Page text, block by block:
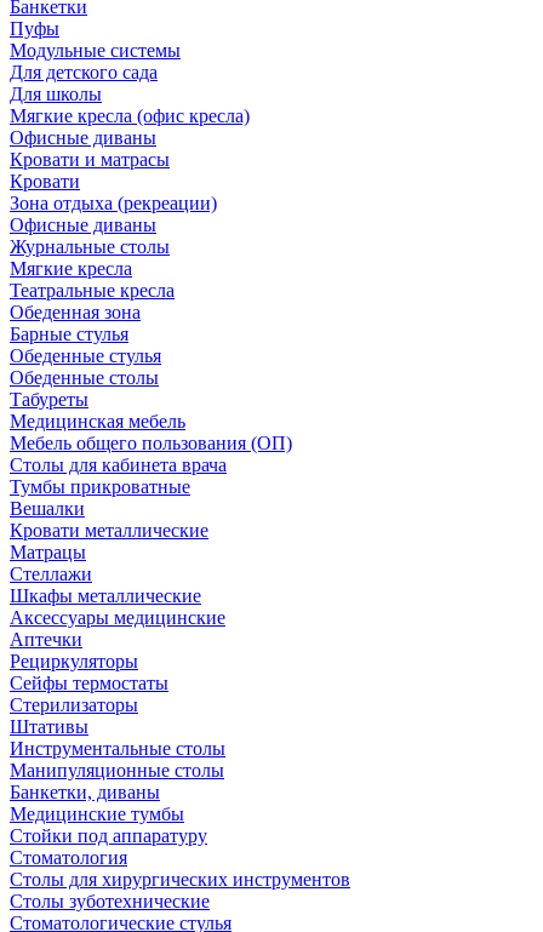
Банкетки
Пуфы
Модульные системы
Для детского сада
Для школы
Мягкие кресла (офис кресла)
Офисные диваны
Кровати и матрасы
Кровати
Зона отдыха (рекреации)
Офисные диваны
Журнальные столы
Мягкие кресла
Театральные кресла
Обеденная зона
Барные стулья
Обеденные стулья
Обеденные столы
Табуреты
Медицинская мебель
Мебель общего пользования (ОП)
Столы для кабинета врача
Тумбы прикроватные
Вешалки
Кровати металлические
Матрацы
Стеллажи
Шкафы металлические
Аксессуары медицинские
Аптечки
Рециркуляторы
Сейфы термостаты
Стерилизаторы
Штативы
Инструментальные столы
Манипуляционные столы
Банкетки, диваны
Медицинские тумбы
Стойки под аппаратуру
Стоматология
Столы для хирургических инструментов
Столы зуботехнические
Стоматологические стулья